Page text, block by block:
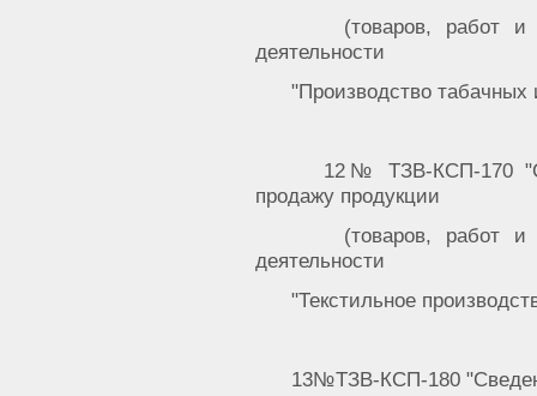
(товаров, работ
деятельности
"Производство табачных
12№ ТЗВ-КСП-170
продажу продукции
(товаров, работ
деятельности
"Текстильное
13№ТЗВ-КСП-180